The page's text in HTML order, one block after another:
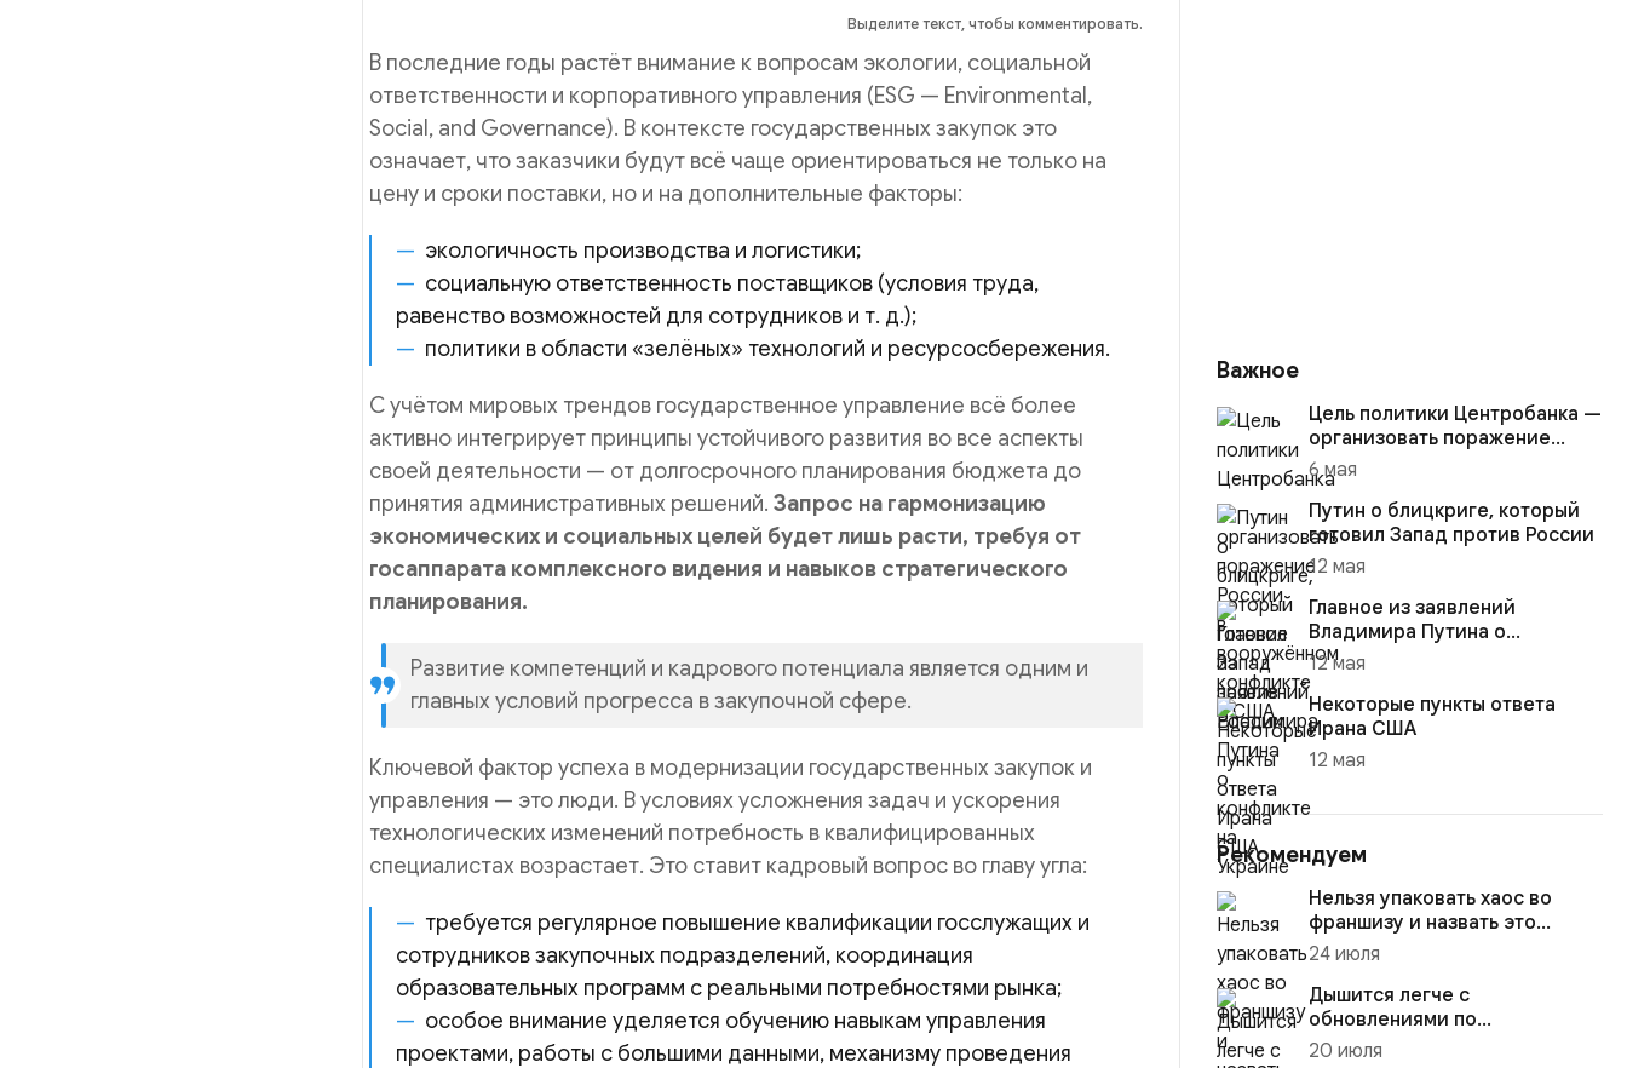
Выделите текст, чтобы комментировать.
В последние годы растёт внимание к вопросам экологии, социальной
ответственности и корпоративного управления (ESG — Environmental,
Social, and Governance). В контексте государственных закупок это
означает, что заказчики будут всё чаще ориентироваться не только на
цену и сроки поставки, но и на дополнительные факторы:
экологичность производства и логистики;
социальную ответственность поставщиков (условия труда,
равенство возможностей для сотрудников и т. д.);
политики в области «зелёных» технологий и ресурсосбережения.
С учётом мировых трендов государственное управление всё более
активно интегрирует принципы устойчивого развития во все аспекты
своей деятельности — от долгосрочного планирования бюджета до
принятия административных решений. Запрос на гармонизацию
экономических и социальных целей будет лишь расти, требуя от
госаппарата комплексного видения и навыков стратегического
планирования.
Развитие компетенций и кадрового потенциала является одним и
главных условий прогресса в закупочной сфере.
Ключевой фактор успеха в модернизации государственных закупок и
управления — это люди. В условиях усложнения задач и ускорения
технологических изменений потребность в квалифицированных
специалистах возрастает. Это ставит кадровый вопрос во главу угла:
требуется регулярное повышение квалификации госслужащих и
сотрудников закупочных подразделений, координация
образовательных программ с реальными потребностями рынка;
особое внимание уделяется обучению навыкам управления
проектами, работы с большими данными, механизму проведения
Важное
Цель политики Центробанка —
организовать поражение
России в вооружённом
конфликте с США
6 мая
Путин о блицкриге, который
готовил Запад против России
12 мая
Главное из заявлений
Владимира Путина о
конфликте на Украине
12 мая
Некоторые пункты ответа
Ирана США
12 мая
Рекомендуем
Нельзя упаковать хаос во
франшизу и назвать это
масштабированием
24 июля
Дышится легче с
обновлениями по
нацпроектам
20 июля